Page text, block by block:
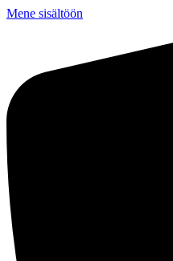
Mene sisältöön